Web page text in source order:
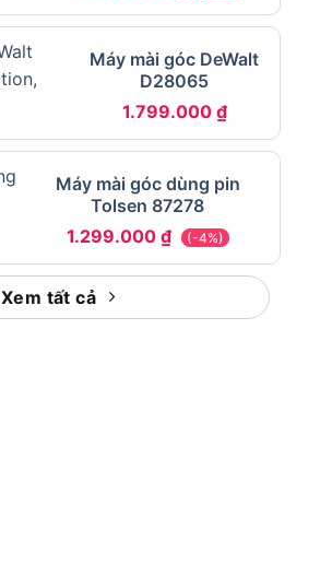
Máy mài góc DeWalt
D28065
1.799.000 ₫
Máy mài góc dùng pin
Tolsen 87278
1.299.000 ₫ (-4%)
Xem tất cả